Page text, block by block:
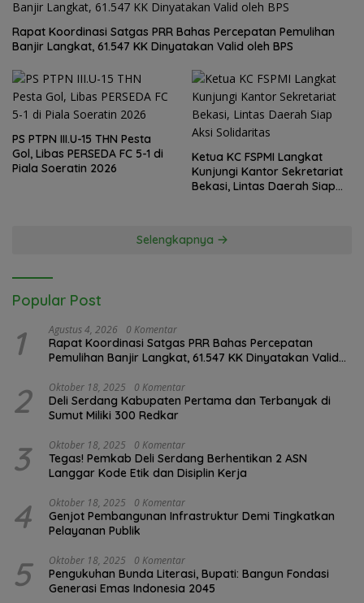
Rapat Koordinasi Satgas PRR Bahas Percepatan Pemulihan
Banjir Langkat, 61.547 KK Dinyatakan Valid oleh BPS
PS PTPN III.U-15 THN Pesta
Gol, Libas PERSEDA FC 5-1 di
Piala Soeratin 2026
Ketua KC FSPMI Langkat
Kunjungi Kantor Sekretariat
Bekasi, Lintas Daerah Siap
Selengkapnya
Popular Post
1 Agustus 4, 2026 0 Komentar
Rapat Koordinasi Satgas PRR Bahas Percepatan
Pemulihan Banjir Langkat, 61.547 KK Dinyatakan Valid
2 Oktober 18, 2025 0 Komentar
Deli Serdang Kabupaten Pertama dan Terbanyak di
Sumut Miliki 300 Redkar
3 Oktober 18, 2025 0 Komentar
Tegas! Pemkab Deli Serdang Berhentikan 2 ASN
Langgar Kode Etik dan Disiplin Kerja
4 Oktober 18, 2025 0 Komentar
Genjot Pembangunan Infrastruktur Demi Tingkatkan
Pelayanan Publik
5 Oktober 18, 2025 0 Komentar
Pengukuhan Bunda Literasi, Bupati: Bangun Fondasi
Generasi Emas Indonesia 2045